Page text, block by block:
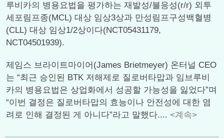
루비카의 병용요법을 평가하는 재발성/불응성(r/r) 외투
세포림프종(MCL) 대상 임상3상과 만성림프구성백혈병
(CLL) 대상 임상1/2상이다(NCT05431179,
NCT04501939).
제임스 브라이트마이어(James Brietmeyer) 온터널 CEO
는 “최근 승인된 BTK 저해제로 질로버타맙과 임브루비
카의 병용요법은 상업화에서 성공할 가능성을 잃었다”며
“이번 결정은 질로버타맙의 효능이나 안전성에 대한 염
려로 인해 결정된 게 아니다”라고 말했다.... <계속>